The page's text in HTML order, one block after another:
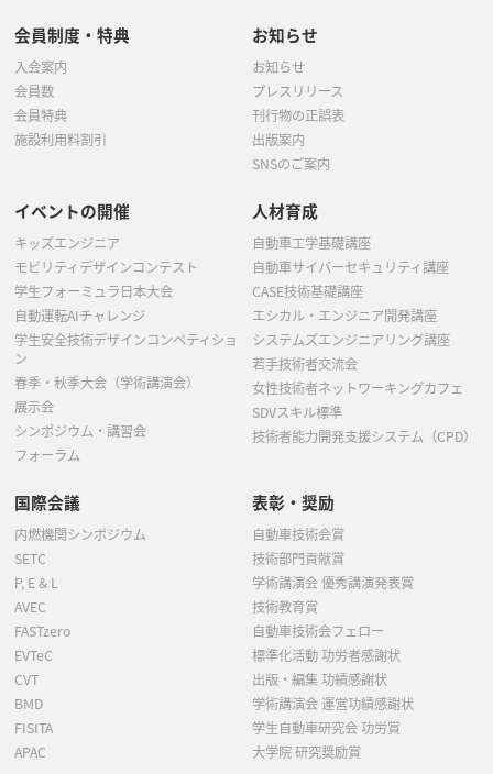
会員制度・特典
入会案内
会員数
会員特典
施設利用料割引
お知らせ
お知らせ
プレスリリース
刊行物の正誤表
出版案内
SNSのご案内
イベントの開催
キッズエンジニア
モビリティデザインコンテスト
学生フォーミュラ日本大会
自動運転AIチャレンジ
学生安全技術デザインコンペティショ
ン
春季・秋季大会（学術講演会）
展示会
シンポジウム・講習会
フォーラム
人材育成
自動車工学基礎講座
自動車サイバーセキュリティ講座
CASE技術基礎講座
エシカル・エンジニア開発講座
システムズエンジニアリング講座
若手技術者交流会
女性技術者ネットワーキングカフェ
SDVスキル標準
技術者能力開発支援システム（CPD）
国際会議
内燃機関シンポジウム
SETC
P, E & L
AVEC
FASTzero
EVTeC
CVT
BMD
FISITA
APAC
表彰・奨励
自動車技術会賞
技術部門貢献賞
学術講演会 優秀講演発表賞
技術教育賞
自動車技術会フェロー
標準化活動 功労者感謝状
出版・編集 功績感謝状
学術講演会 運営功績感謝状
学生自動車研究会 功労賞
大学院 研究奨励賞